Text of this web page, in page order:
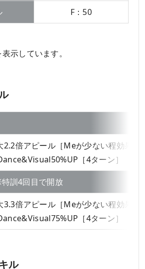
F：50
示しています。
2.2倍アピール［Meが少ない程効果
［4ターン］
訓4回目で開放
3.3倍アピール［Meが少ない程効果
［4ターン］
ル